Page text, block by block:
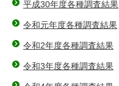
平成30年度各種調査結果
令和元年度各種調査結果
令和2年度各種調査結果
令和3年度各種調査結果